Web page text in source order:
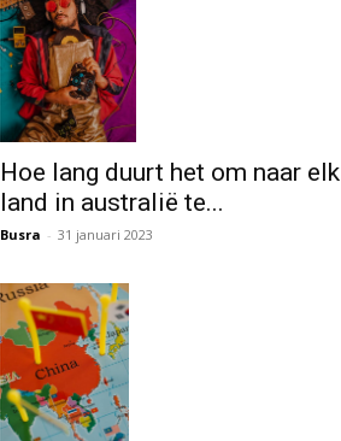
Hoe lang duurt het om naar elk
land in australië te...
Busra - 31 januari 2023